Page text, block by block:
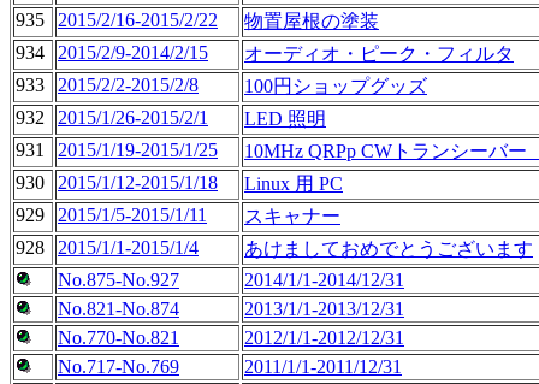
935
2015/2/16-2015/2/22
物置屋根の塗装
934
2015/2/9-2014/2/15
オーディオ・ピーク・フィルタ
933
2015/2/2-2015/2/8
100円ショップグッズ
932
2015/1/26-2015/2/1
LED 照明
931
2015/1/19-2015/1/25
10MHz QRPp CWトランシーバ
930
2015/1/12-2015/1/18
Linux 用 PC
929
2015/1/5-2015/1/11
スキャナー
928
2015/1/1-2015/1/4
あけましておめでとうございます
No.875-No.927
2014/1/1-2014/12/31
No.821-No.874
2013/1/1-2013/12/31
No.770-No.821
2012/1/1-2012/12/31
No.717-No.769
2011/1/1-2011/12/31